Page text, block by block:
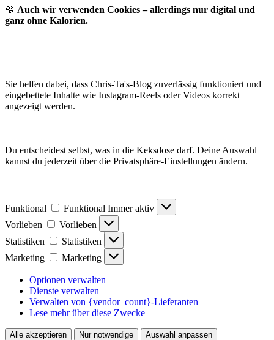
🍪 Auch wir verwenden Cookies – allerdings nur digital und
ganz ohne Kalorien.
Sie helfen dabei, dass Chris-Ta's-Blog zuverlässig funktioniert und
eingebettete Inhalte wie Instagram-Reels oder Videos korrekt
angezeigt werden.
Du entscheidest selbst, was in die Keksdose darf. Deine Auswahl
kannst du jederzeit über die Privatsphäre-Einstellungen ändern.
Funktional Funktional Immer aktiv
Vorlieben
Vorlieben
Statistiken
Statistiken
Marketing
Marketing
Optionen verwalten
Dienste verwalten
Verwalten von {vendor_count}-Lieferanten
Lese mehr über diese Zwecke
Alle akzeptieren Nur notwendige
Auswahl anpassen